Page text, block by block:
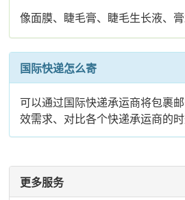
像面膜、睫毛膏、睫毛生长液、
国际快递怎么寄
可以通过国际快递承运商将包裹
效需求、对比各个快递承运商的
更多服务